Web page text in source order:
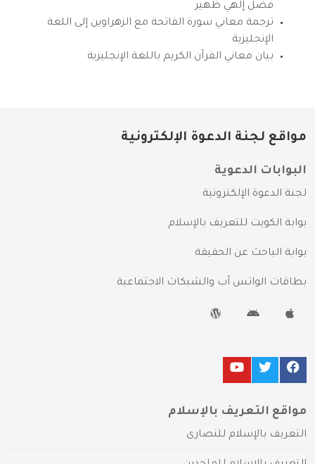
فضل إلهي ظهير
ترجمة معاني سورة الفاتحة مع الزهراوين إلى اللغة
الإنجليزية
بيان معاني القرآن الكريم باللغة الإنجليزية
مواقع لجنة الدعوة الإلكترونية
البوابات الدعوية
لجنة الدعوة الإلكترونية
بوابة الكويت للتعريف بالإسلام
بوابة الباحث عن الحقيقة
بطاقات الواتس آب والشبكات الاجتماعية
مواقع التعريف بالإسلام
التعريف بالإسلام للنصارى